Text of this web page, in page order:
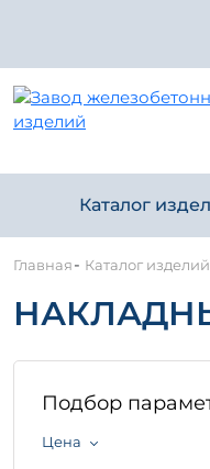
Каталог
Главная- Каталог изделий
Подбор
Цена